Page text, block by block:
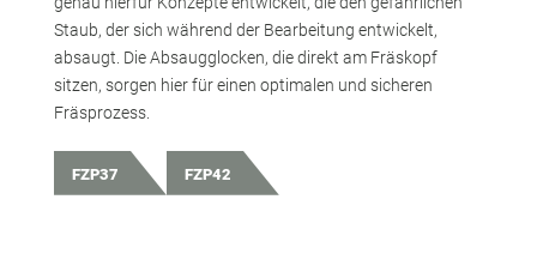
Staub, der sich während der Bearbeitung entwickelt,
absaugt. Die Absaugglocken, die direkt am Fräskopf
sitzen, sorgen hier für einen optimalen und sicheren
Fräsprozess.
FZP37 FZP42